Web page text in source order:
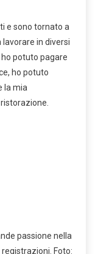
e sono tornato a
lavorare in diversi
potuto pagare
ho potuto
la mia